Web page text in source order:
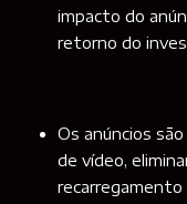
impacto do
retorno do
Os anúncios
de vídeo,